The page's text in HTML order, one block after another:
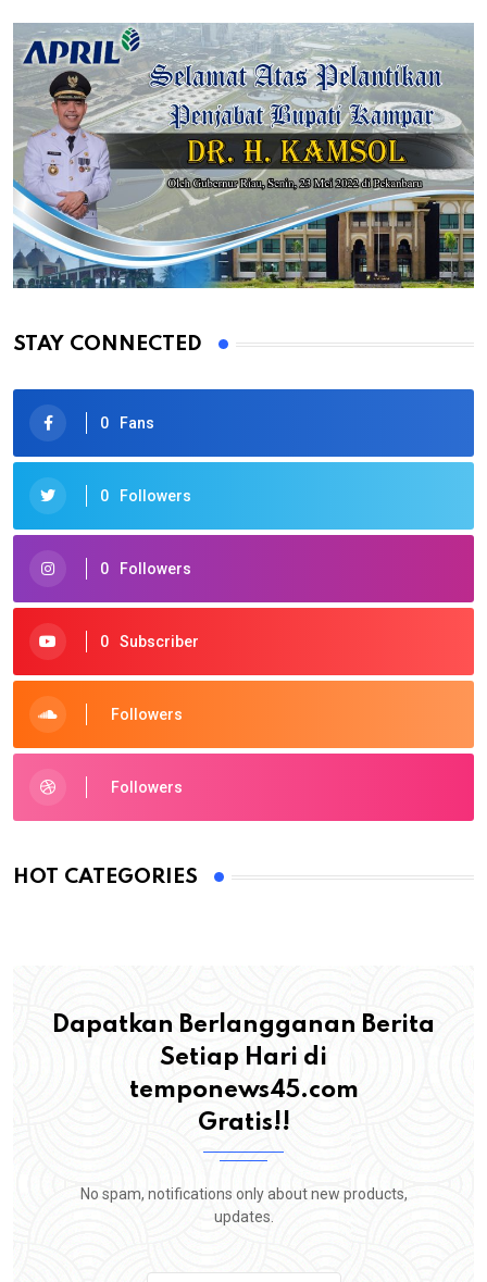
STAY CONNECTED
0 Fans
0 Followers
0 Followers
0 Subscriber
Followers
Followers
HOT CATEGORIES
Dapatkan Berlangganan Berita
Setiap Hari di
temponews45.com
Gratis!!
No spam, notifications only about new products,
updates.